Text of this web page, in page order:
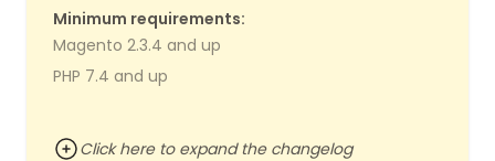
Minimum requirements:
Magento 2.3.4 and up
PHP 7.4 and up
Click here to expand the changelog